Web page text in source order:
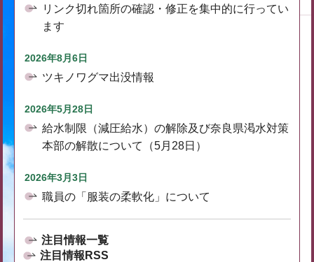
リンク切れ箇所の確認・修正を集中的に行ってい
ます
2026年8月6日
ツキノワグマ出没情報
2026年5月28日
給水制限（減圧給水）の解除及び奈良県渇水対策
本部の解散について（5月28日）
2026年3月3日
職員の「服装の柔軟化」について
注目情報一覧
注目情報RSS